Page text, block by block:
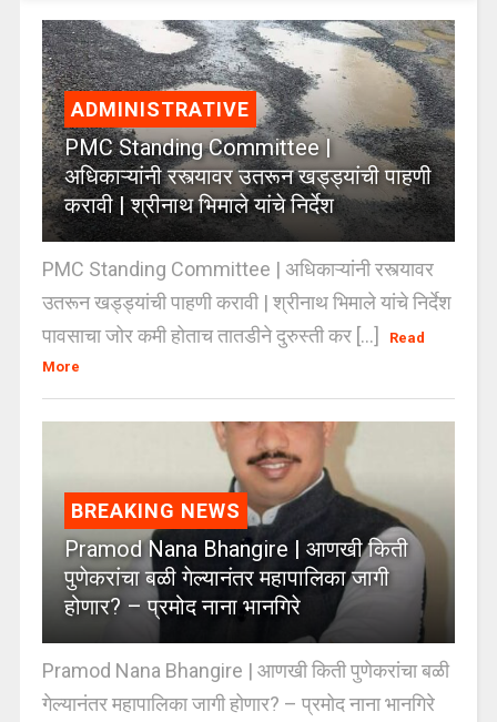
ADMINISTRATIVE
PMC Standing Committee |
अधिकाऱ्यांनी रस्त्यावर उतरून खड्ड्यांची पाहणी
करावी | श्रीनाथ भिमाले यांचे निर्देश
PMC Standing Committee | अधिकाऱ्यांनी रस्त्यावर
उतरून खड्ड्यांची पाहणी करावी | श्रीनाथ भिमाले यांचे निर्देश
पावसाचा जोर कमी होताच तातडीने दुरुस्ती कर [...]
Read
More
BREAKING NEWS
Pramod Nana Bhangire | आणखी किती
पुणेकरांचा बळी गेल्यानंतर महापालिका जागी
होणार? – प्रमोद नाना भानगिरे
Pramod Nana Bhangire | आणखी किती पुणेकरांचा बळी
गेल्यानंतर महापालिका जागी होणार? – प्रमोद नाना भानगिरे